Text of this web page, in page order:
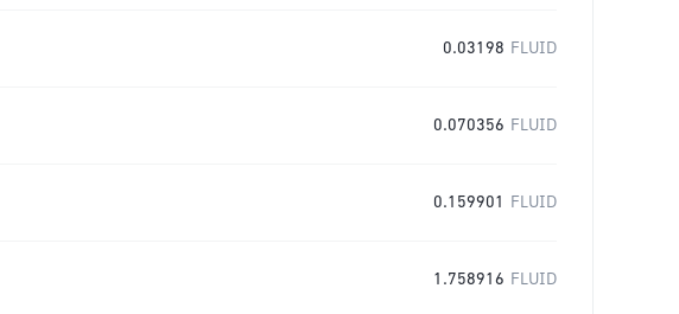
0.03198 FLUID
0.070356 FLUID
0.159901 FLUID
1.758916 FLUID